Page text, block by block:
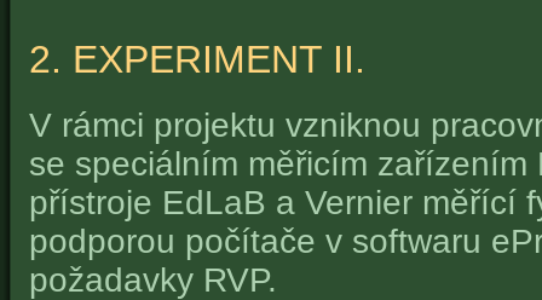
2. EXPERIMENT II.
V rámci projektu vzniknou
se speciálním měřicím zařízením
přístroje EdLaB a Vernier měřící
podporou počítače v softwaru
požadavky RVP.